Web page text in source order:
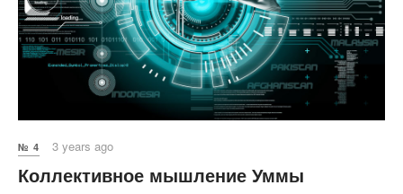
№ 4 3 years ago
Коллективное мышление Уммы